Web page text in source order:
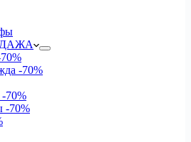
-70%
-70%
-70%